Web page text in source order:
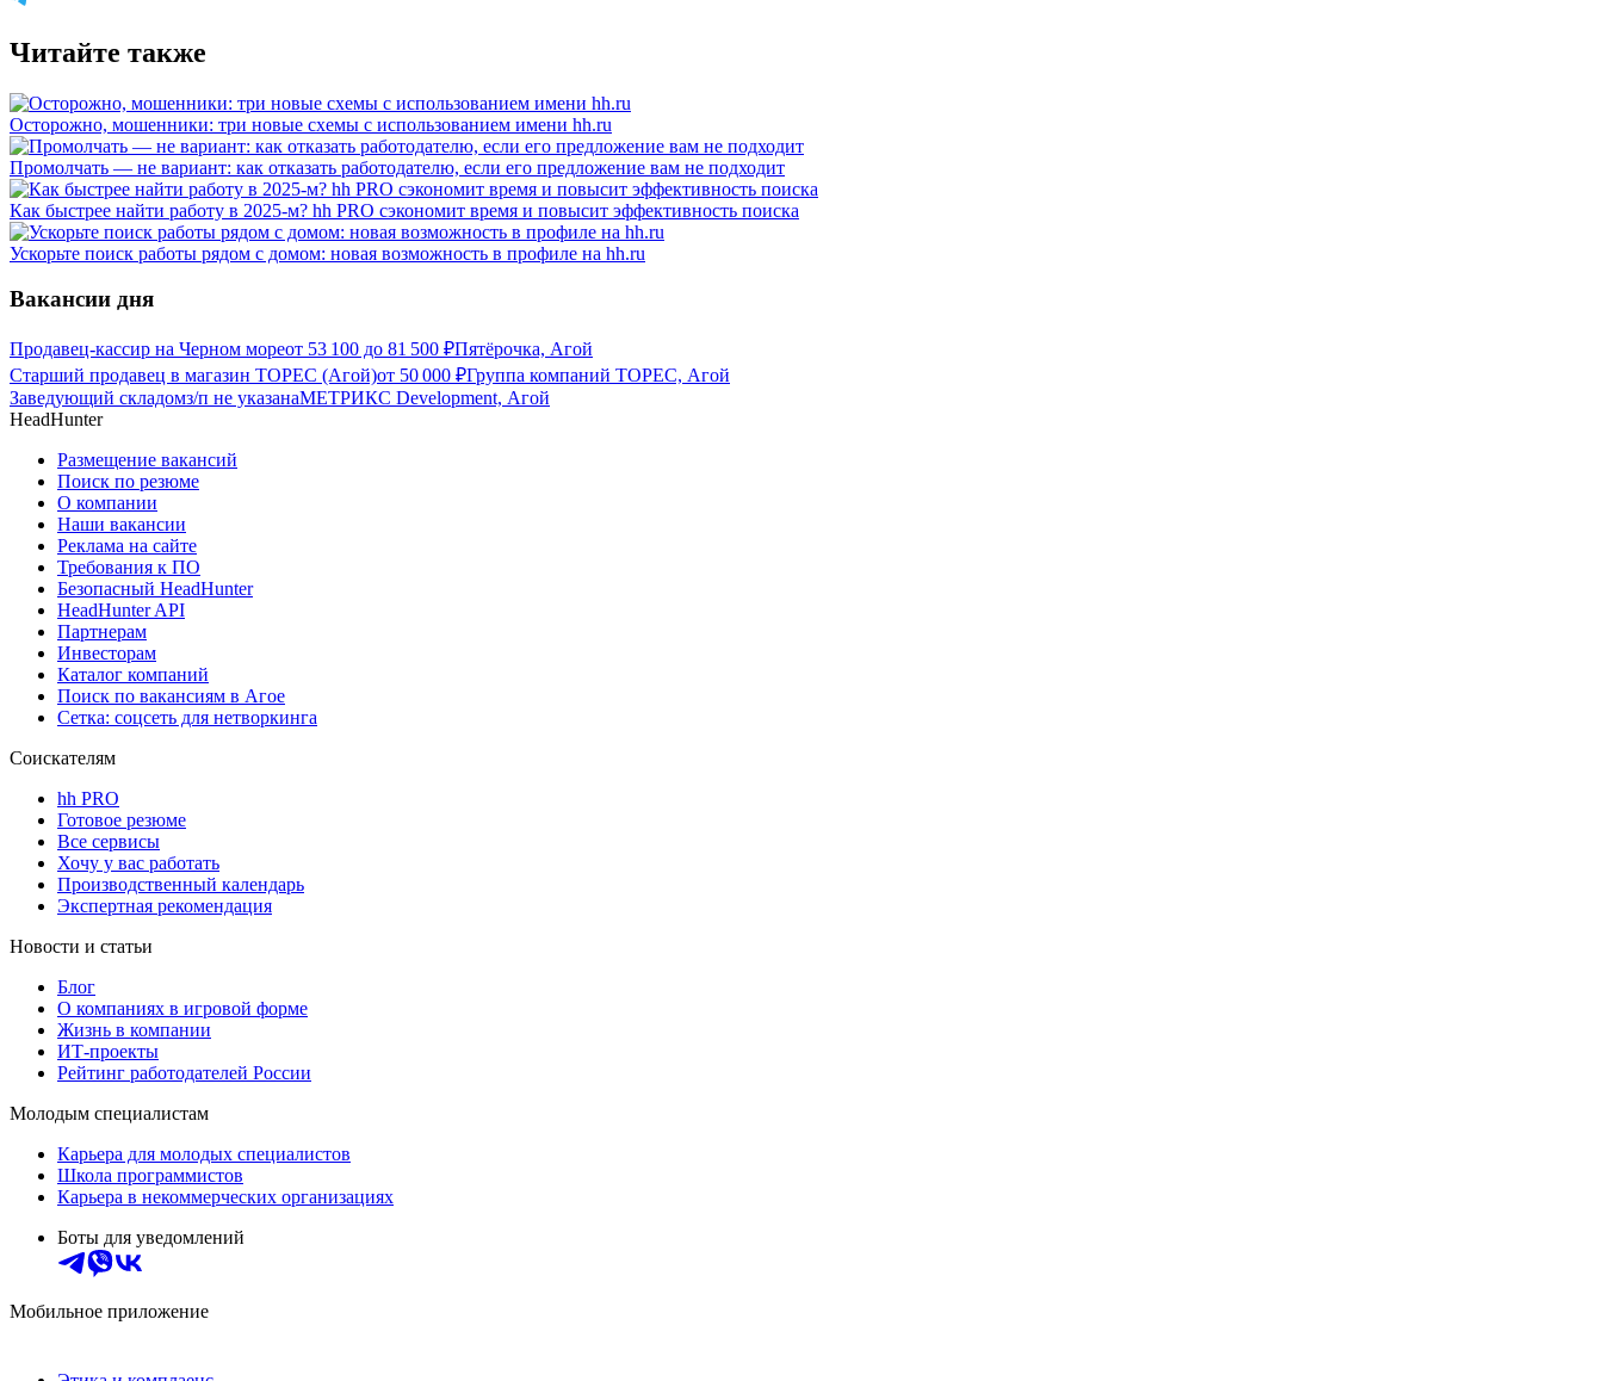
Читайте также
Осторожно, мошенники: три новые схемы с использованием имени hh.ru
Промолчать — не вариант: как отказать работодателю, если его предложение вам не подходит
Как быстрее найти работу в 2025-м? hh PRO сэкономит время и повысит эффективность поиска
Ускорьте поиск работы рядом с домом: новая возможность в профиле на hh.ru
Вакансии дня
Продавец-кассир на Черном мореот 53 100 до 81 500 ₽Пятёрочка, Агой
Старший продавец в магазин ТОРЕС (Агой)от 50 000 ₽Группа компаний ТОРЕС, Агой
Заведующий складомз/п не указанаМЕТРИКС Development, Агой
HeadHunter
Размещение вакансий
Поиск по резюме
О компании
Наши вакансии
Реклама на сайте
Требования к ПО
Безопасный HeadHunter
HeadHunter API
Партнерам
Инвесторам
Каталог компаний
Поиск по вакансиям в Агое
Сетка: соцсеть для нетворкинга
Соискателям
hh PRO
Готовое резюме
Все сервисы
Хочу у вас работать
Производственный календарь
Экспертная рекомендация
Новости и статьи
Блог
О компаниях в игровой форме
Жизнь в компании
ИТ-проекты
Рейтинг работодателей России
Молодым специалистам
Карьера для молодых специалистов
Школа программистов
Карьера в некоммерческих организациях
Боты для уведомлений
Мобильное приложение